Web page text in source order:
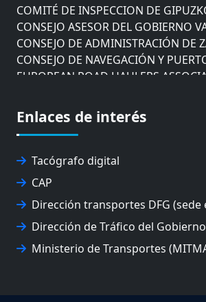
COMITÉ DE INSPECCION DE
CONSEJO ASESOR DEL GOBIERNO
CONSEJO DE ADMINISTRACIÓN DE
CONSEJO DE NAVEGACIÓN Y
EUROPEAN ROAD HAULERS
FEVATRANS (FEDERACIÓN VASCA DE
FITRANS
GIZLOGA
JUNTA ARBITRAL DEL TRANSPORTE
MONDRAGÓN UNIBERTSITATEA
UPV/EHU
Enlaces de interés
Tacógrafo digital
CAP
Dirección transportes DFG (sede
Dirección de Tráfico del
Ministerio de Transportes